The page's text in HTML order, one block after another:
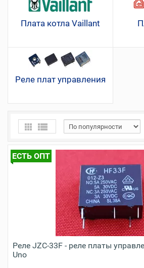
Плата котла Vaillant
Реле плат управления
ЕСТЬ ОПТ
Реле JZC-33F - реле платы
Uno